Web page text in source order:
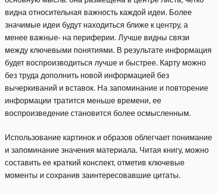
видна относительная важность каждой идеи. Более
значимые идеи будут находиться ближе к центру, а
менее важные- на периферии. Лучше видны связи
между ключевыми понятиями. В результате информация
будет воспроизводиться лучше и быстрее. Карту можно
без труда дополнить новой информацией без
вычеркиваний и вставок. На запоминание и повторение
информации тратится меньше времени, ее
воспроизведение становится более осмысленным.
Использование картинок и образов облегчает понимание
и запоминание значения материала. Читая книгу, можно
составить ее краткий конспект, отметив ключевые
моменты и сохранив заинтересовавшие цитаты.